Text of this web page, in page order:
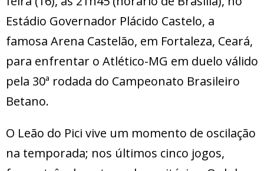
Estádio Governador Plácido Castelo, a
famosa Arena Castelão, em Fortaleza, Ceará,
para enfrentar o Atlético-MG em duelo válido
pela 30ª rodada do Campeonato Brasileiro
Betano.
O Leão do Pici vive um momento de oscilação
na temporada; nos últimos cinco jogos,